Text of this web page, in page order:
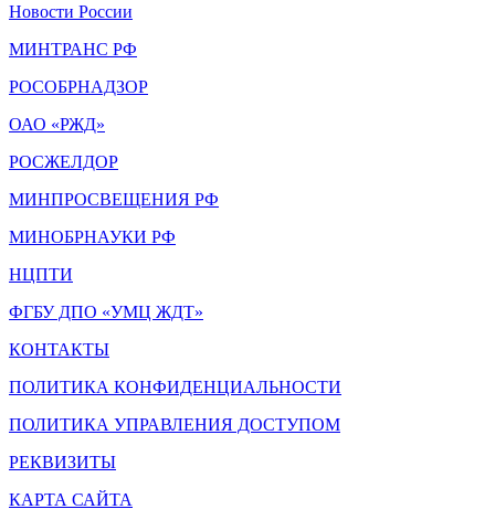
Новости России
МИНТРАНС РФ
РОСОБРНАДЗОР
ОАО «РЖД»
РОСЖЕЛДОР
МИНПРОСВЕЩЕНИЯ РФ
МИНОБРНАУКИ РФ
НЦПТИ
ФГБУ ДПО «УМЦ ЖДТ»
КОНТАКТЫ
ПОЛИТИКА КОНФИДЕНЦИАЛЬНОСТИ
ПОЛИТИКА УПРАВЛЕНИЯ ДОСТУПОМ
РЕКВИЗИТЫ
КАРТА САЙТА